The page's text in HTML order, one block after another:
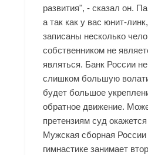
развития", - сказал он.
а так как у вас юнит-
записаны несколько
собственником не
являться. Банк России
слишком большую
будет большое
обратное движение.
претензиям суд
Мужская сборная России
гимнастике занимает